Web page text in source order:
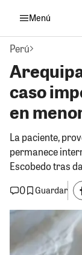
Menú
Perú
caso
en
La paciente,
permanece
Escobedo tras
0
Guardar